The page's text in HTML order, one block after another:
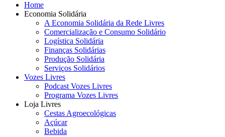
Home
Economia Solidária
A Economia Solidária da Rede Livres
Comercialização e Consumo Solidário
Logística Solidária
Finanças Solidárias
Produção Solidária
Serviços Solidários
Vozes Livres
Podcast Vozes Livres
Programa Vozes Livres
Loja Livres
Cestas Agroecológicas
Açúcar
Bebida